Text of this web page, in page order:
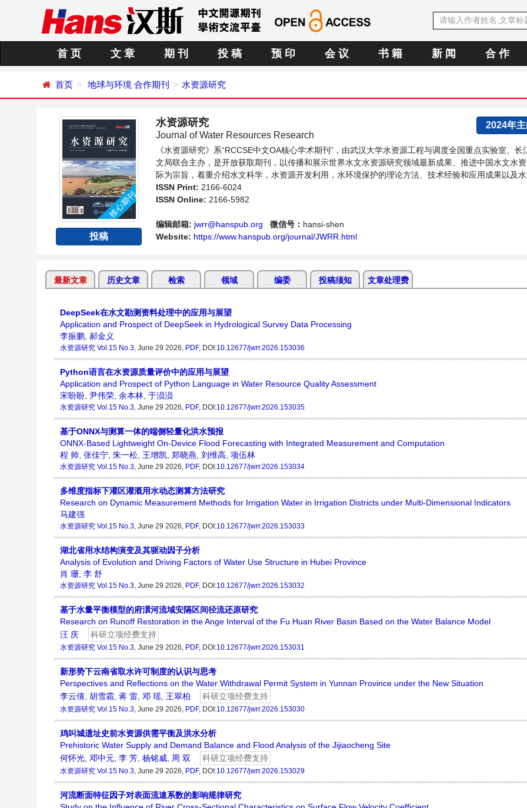
首 页 文 章 期 刊 投 稿 预 印 会 议 书 籍 新 闻 合 作
首页 地球与环境 合作期刊 水资源研究
投稿
水资源研究
2024年
Journal of Water Resources Research
《水资源研究》系“RCCSE中文OA核心学术期刊”，由武汉大学水资源工程与调度全国重点实验室、长
文局联合主办，是开放获取期刊，以传播和展示世界水文水资源研究领域最新成果、推进中国水文水
际为宗旨，着重介绍水文科学，水资源开发利用，水环境保护的理论方法、技术经验和应用成果以及
新的发展方向和具有前瞻性的水战略性问题，为广大水文水资源研究者及相关技术人员提供一个免...
ISSN Print: 2166-6024
ISSN Online: 2166-5982
编辑邮箱: jwrr@hanspub.org 微信号： hansi-shen
Website: https://www.hanspub.org/journal/JWRR.html
最新文章 历史文章 检索 领域 编委 投稿须知 文章处理费
DeepSeek在水文勘测资料处理中的应用与展望
Application and Prospect of DeepSeek in Hydrological Survey Data Processing
李振鹏, 郝金义
水资源研究 Vol.15 No.3, June 29 2026, PDF, DOI:10.12677/jwrr.2026.153036
Python语言在水资源质量评价中的应用与展望
Application and Prospect of Python Language in Water Resource Quality Assessment
宋盼盼, 尹伟荣, 余本林, 于涢涢
水资源研究 Vol.15 No.3, June 29 2026, PDF, DOI:10.12677/jwrr.2026.153035
基于ONNX与测算一体的端侧轻量化洪水预报
ONNX-Based Lightweight On-Device Flood Forecasting with Integrated Measurement and Computation
程 帅, 张佳宁, 朱一松, 王增凯, 郑晓燕, 刘维高, 项伍林
水资源研究 Vol.15 No.3, June 29 2026, PDF, DOI:10.12677/jwrr.2026.153034
多维度指标下灌区灌溉用水动态测算方法研究
Research on Dynamic Measurement Methods for Irrigation Water in Irrigation Districts under Multi-Dimensional Indicators
马建强
水资源研究 Vol.15 No.3, June 29 2026, PDF, DOI:10.12677/jwrr.2026.153033
湖北省用水结构演变及其驱动因子分析
Analysis of Evolution and Driving Factors of Water Use Structure in Hubei Province
肖 珊, 李 舒
水资源研究 Vol.15 No.3, June 29 2026, PDF, DOI:10.12677/jwrr.2026.153032
基于水量平衡模型的府澴河流域安隔区间径流还原研究
Research on Runoff Restoration in the Ange Interval of the Fu Huan River Basin Based on the Water Balance Model
汪 庆
科研立项经费支持
水资源研究 Vol.15 No.3, June 29 2026, PDF, DOI:10.12677/jwrr.2026.153031
新形势下云南省取水许可制度的认识与思考
Perspectives and Reflections on the Water Withdrawal Permit System in Yunnan Province under the New Situation
李云倩, 胡雪霜, 蒋 雷, 邓 瑶, 王翠柏 科研立项经费支持
水资源研究 Vol.15 No.3, June 29 2026, PDF, DOI:10.12677/jwrr.2026.153030
鸡叫城遗址史前水资源供需平衡及洪水分析
Prehistoric Water Supply and Demand Balance and Flood Analysis of the Jijiaocheng Site
何怀光, 邓中元, 李 芳, 杨铭威, 周 双 科研立项经费支持
水资源研究 Vol.15 No.3, June 29 2026, PDF, DOI:10.12677/jwrr.2026.153029
河流断面特征因子对表面流速系数的影响规律研究